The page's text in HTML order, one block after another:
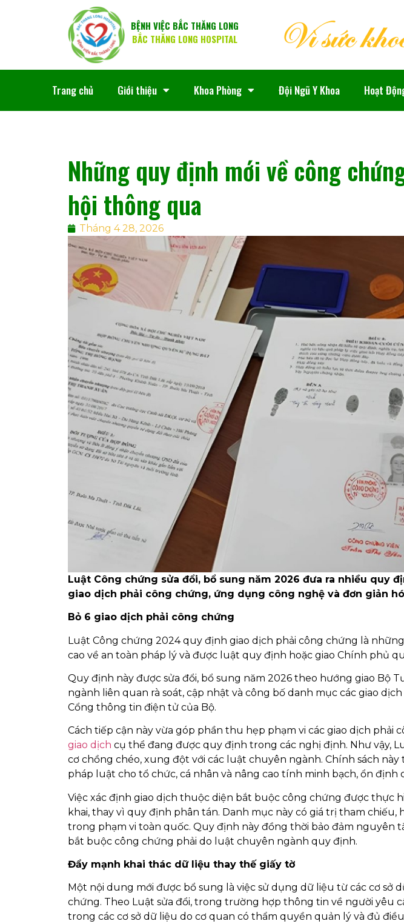
BỆNH VIỆC BẮC THĂNG LONG
BẮC THĂNG LONG HOSPITAL
Trang chủ Giới thiệu Khoa Phòng Đội Ngũ Y Khoa Hoạt
Những quy định mới về công
hội thông qua
Tháng 4 28, 2026
Luật Công chứng sửa đổi, bổ sung năm 2026 đưa ra nhiều quy
giao dịch phải công chứng, ứng dụng công nghệ và đơn giản
Bỏ 6 giao dịch phải công chứng
Luật Công chứng 2024 quy định giao dịch phải công chứng là
cao về an toàn pháp lý và được luật quy định hoặc giao Chính phủ
Quy định này được sửa đổi, bổ sung năm 2026 theo hướng giao Bộ
ngành liên quan rà soát, cập nhật và công bố danh mục các giao
Cổng thông tin điện tử của Bộ.
Cách tiếp cận này vừa góp phần thu hẹp phạm vi các giao dịch phải
giao dịch cụ thể đang được quy định trong các nghị định. Như vậy,
cơ chồng chéo, xung đột với các luật chuyên ngành. Chính sách
pháp luật cho tổ chức, cá nhân và nâng cao tính minh bạch, ổn định
Việc xác định giao dịch thuộc diện bắt buộc công chứng được thực
khai, thay vì quy định phân tán. Danh mục này có giá trị tham
trong phạm vi toàn quốc. Quy định này đồng thời bảo đảm nguyên
bắt buộc công chứng phải do luật chuyên ngành quy định.
Đẩy mạnh khai thác dữ liệu thay thế giấy tờ
Một nội dung mới được bổ sung là việc sử dụng dữ liệu từ các cơ sở
chứng. Theo Luật sửa đổi, trong trường hợp thông tin về người yêu
trong các cơ sở dữ liệu do cơ quan có thẩm quyền quản lý và đủ